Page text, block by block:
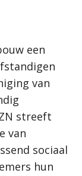
een
van
streeft
van
sociaal
hun